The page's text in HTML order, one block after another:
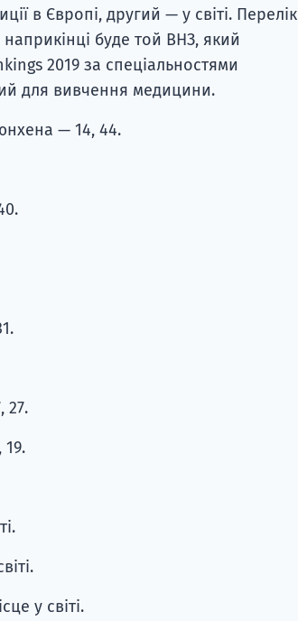
в Європі, другий — у світі. Перелік
буде той ВНЗ, який
2019 за спеціальностями
для вивчення медицини.
— 14, 44.
27.
у світі.